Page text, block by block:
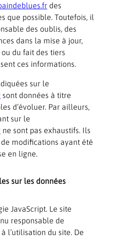
des
que possible. Toutefois, il
des oublis, des
dans la mise à jour,
du fait des tiers
ces informations.
sur le
sont données à titre
d’évoluer. Par ailleurs,
sur le
ne sont pas exhaustifs. Ils
modifications ayant été
en ligne.
sur les données
JavaScript. Le site
responsable de
l’utilisation du site. De